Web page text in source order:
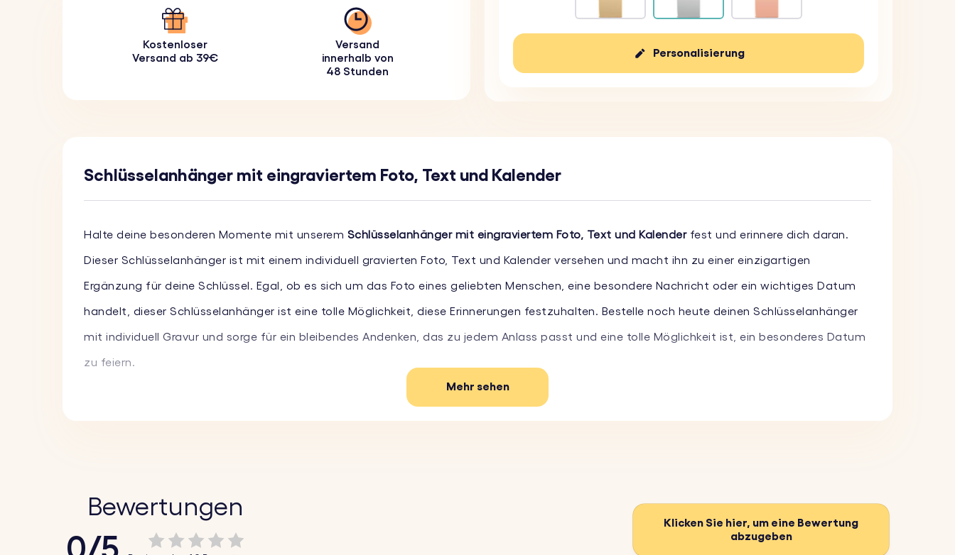
Kostenloser
Versand ab 39€
Versand
innerhalb von
48 Stunden
Personalisierung
Schlüsselanhänger mit eingraviertem Foto, Text und Kalender
Halte deine besonderen Momente mit unserem Schlüsselanhänger mit eingraviertem Foto, Text und Kalenderfest und erinnere dich daran.
Dieser Schlüsselanhänger ist mit einem individuell gravierten Foto, Text und Kalender versehen und macht ihn zu einer einzigartigen
Ergänzung für deine Schlüssel. Egal, ob es sich um das Foto eines geliebten Menschen, eine besondere Nachricht oder ein wichtiges Datum
handelt, dieser Schlüsselanhänger ist eine tolle Möglichkeit, diese Erinnerungen festzuhalten. Bestelle noch heute deinen Schlüsselanhänger
mit individuell Gravur und sorge für ein bleibendes Andenken, das zu jedem Anlass passt und eine tolle Möglichkeit ist, ein besonderes Datum
zu feiern.
andere besondere Daten.
♥ Langlebiges Design: Unser Schlüsselanhänger ist aus hochwertigen Materialien gefertigt und hält dem täglichen Gebrauch stand, damit
Mehr sehen
Bewertungen
Klicken Sie hier, um eine Bewertung
abzugeben